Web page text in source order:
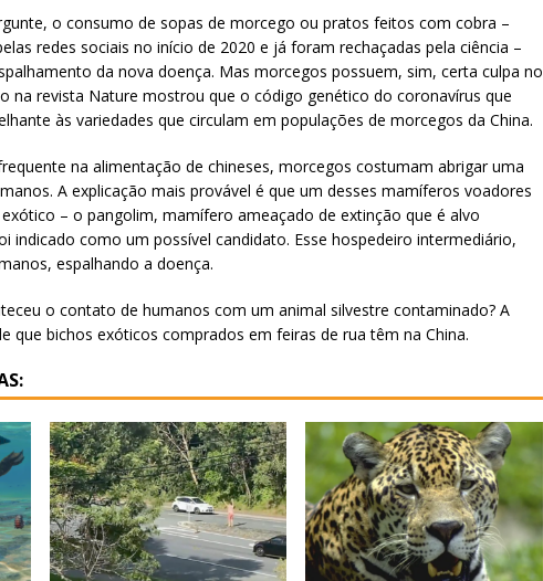
o consumo de sopas de morcego ou pratos feitos com cobra –
redes sociais no início de 2020 e já foram rechaçadas pela ciência –
da nova doença. Mas morcegos possuem, sim, certa culpa no
na revista Nature mostrou que o código genético do coronavírus que
às variedades que circulam em populações de morcegos da China.
na alimentação de chineses, morcegos costumam abrigar uma
A explicação mais provável é que um desses mamíferos voadores
– o pangolim, mamífero ameaçado de extinção que é alvo
indicado como um possível candidato. Esse hospedeiro intermediário,
espalhando a doença.
o contato de humanos com um animal silvestre contaminado? A
que bichos exóticos comprados em feiras de rua têm na China.